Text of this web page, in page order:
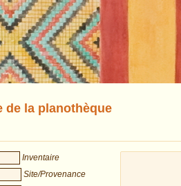
de la planothèque
Inventaire
Site/Provenance